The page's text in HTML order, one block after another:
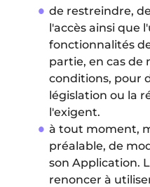
de restreindre,
l'accès ainsi que
fonctionnalités
partie, en cas de
conditions, pour
législation ou la
l'exigent.
à tout moment,
préalable, de
son Application.
renoncer à